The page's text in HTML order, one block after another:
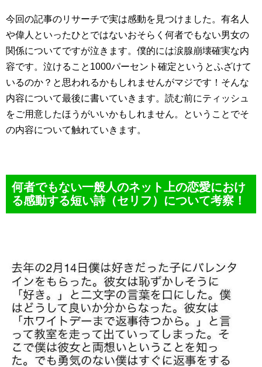
今回の記事のリサーチで実は感動を見つけました。有名人
や偉人といったひとではないおそらく何者でもない男女の
関係についてですが泣きます。僕的には涙腺崩壊確実な内
容です。泣けること1000パーセント確定というとふざけて
いるのか？と思われるかもしれませんがマジです！そんな
内容について最後に書いていきます。読む前にティッシュ
をご用意したほうがいいかもしれません。ということでそ
の内容について触れていきます。
何者でもない一般人のネット上の恋愛におけ
る感動する短い詩（セリフ）について考察！